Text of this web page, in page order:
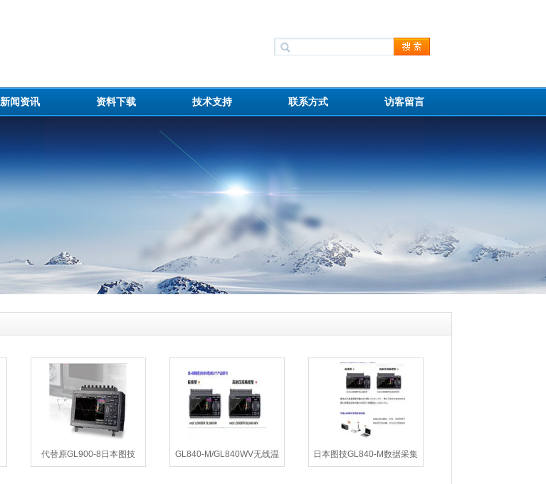
新闻资讯 资料下载 技术支持 联系方式 访客留言
代替原GL900-8日本图技
GL980 多通道数据记录仪
GL840-M/GL840WV无线温
度记录仪
日本图技GL840-M数据采集
器